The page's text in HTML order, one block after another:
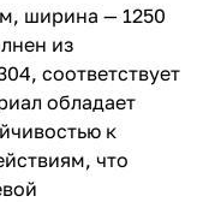
ширина — 1250
из
соответствует
обладает
к
что